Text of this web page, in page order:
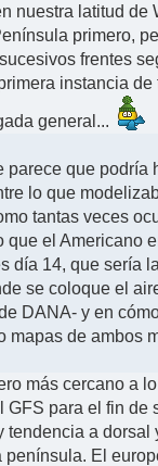
nuestra latitud de
primero,
frentes
instancia
general...
parece que podría
lo que
tantas veces
que el Americano
día 14, que sería
se coloque el
DANA- y en
mapas de ambos
más cercano a
GFS para el fin de
tendencia a dorsal
península. El